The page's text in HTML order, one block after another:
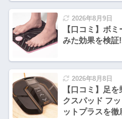
2026年8月9日
【口コミ】ボ
みた効果を検証
2026年8月8日
【口コミ】足
クスパッド フ
ットプラスを徹